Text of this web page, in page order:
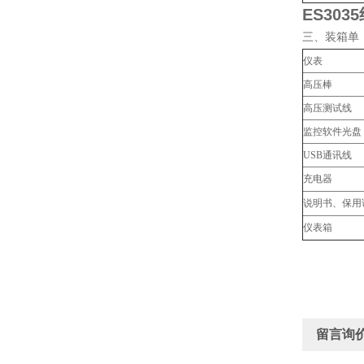
三、装箱单
仪表
高压棒
高压测试线
监控软件光盘
USB通讯线
充电器
说明书、保用
仪表箱
留言询